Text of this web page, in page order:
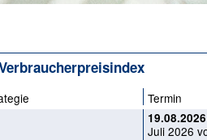
Termin
19.08.2026
Juli 2026